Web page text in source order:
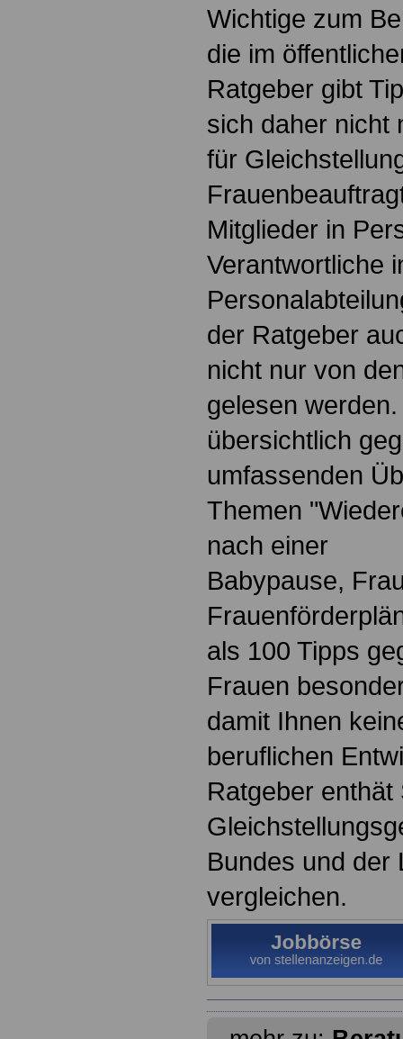
Wichtige zum
die im
Ratgeber gibt
sich daher nicht
für
Mitglieder in
Verantwortliche
der Ratgeber
nicht nur von
gelesen
übersichtlich
umfassenden
Themen
nach einer
Babypause,
als 100 Tipps
Frauen
damit Ihnen
beruflichen
Ratgeber
Bundes und der
vergleichen.